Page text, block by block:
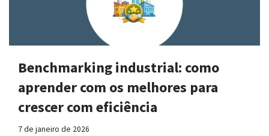
Benchmarking industrial: como
aprender com os melhores para
crescer com eficiência
7 de janeiro de 2026